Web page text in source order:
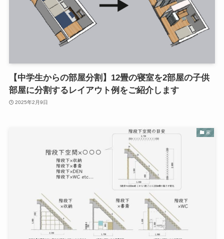
【中学生からの部屋分割】12畳の寝室を2部屋の子供
部屋に分割するレイアウト例をご紹介します
2025年2月9日
家